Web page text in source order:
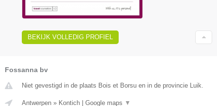
BEKIJK VOLLEDIG PROFIEL
Fossanna bv
Niet gevestigd in de plaats Bois et Borsu en in de provincie Luik.
Antwerpen » Kontich Google maps ▼